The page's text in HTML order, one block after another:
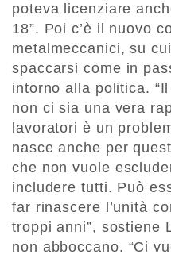
poteva licenziare
18”. Poi c’è il nuovo
metalmeccanici, su
spaccarsi come in
intorno alla politica.
non ci sia una vera
lavoratori è un
nasce anche per
che non vuole
includere tutti. Può
far rinascere l’unità
troppi anni”, sostiene
non abboccano. “Ci